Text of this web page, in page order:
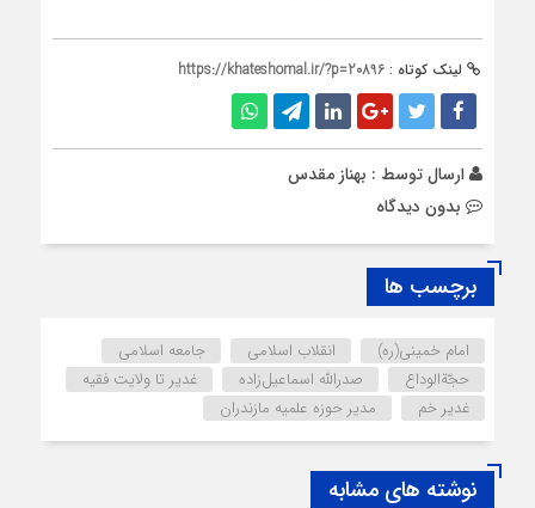
لینک کوتاه : https://khateshomal.ir/?p=20896
ارسال توسط : بهناز مقدس
بدون دیدگاه
برچسب ها
امام خمینی(ره) انقلاب اسلامی
جامعه اسلامی
حجّةالوداع
صدرالله اسماعیل‌زاده
غدیر تا ولایت فقیه
غدیر خم
مدیر حوزه علمیه مازندران
نوشته های مشابه